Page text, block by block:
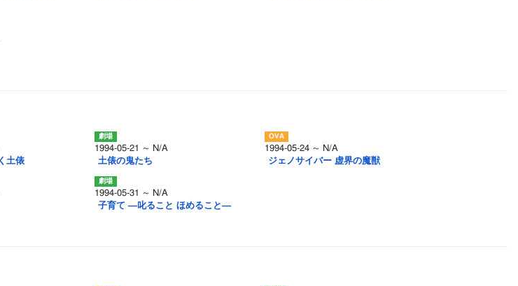
土俵
1994-05-21 ～ N/A
土俵の鬼たち
1994-05-24 ～ N/A
ジェノサイバー 虚界の魔獣
1994-05-31 ～ N/A
子育て ―叱ること ほめること―